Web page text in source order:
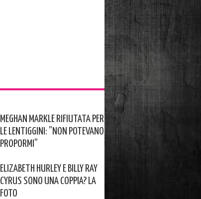
MEGHAN MARKLE RIFIUTATA PER
LE LENTIGGINI: ”NON POTEVANO
PROPORMI”
ELIZABETH HURLEY E BILLY RAY
CYRUS SONO UNA COPPIA? LA
FOTO